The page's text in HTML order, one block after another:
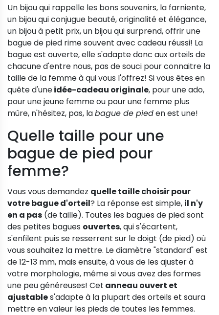
Un bijou qui rappelle les bons souvenirs, la farniente,
un bijou qui conjugue beauté, originalité et élégance,
un bijou à petit prix, un bijou qui surprend, offrir une
bague de pied rime souvent avec cadeau réussi! La
bague est ouverte, elle s'adapte donc aux orteils de
chacune d'entre nous, pas de souci pour connaitre la
taille de la femme à qui vous l'offrez! Si vous êtes en
quête d'uneidée-cadeau originale, pour une ado,
pour une jeune femme ou pour une femme plus
mûre, n'hésitez, pas, labague de pieden est une!
Quelle taille pour une
bague de pied pour
femme?
Vous vous demandez quelle taille choisir pour
votre bague d'orteil? La réponse est simple, il n'y
en a pas (de taille). Toutes les bagues de pied sont
des petites bagues ouvertes, qui s'écartent,
s'enfilent puis se resserrent sur le doigt (de pied) où
vous souhaitez la mettre. Le diamètre "standard" est
de 12-13 mm, mais ensuite, à vous de les ajuster à
votre morphologie, même si vous avez des formes
une peu généreuses! Cet anneau ouvert et
ajustables'adapte à la plupart des orteils et saura
mettre en valeur les pieds de toutes les femmes.